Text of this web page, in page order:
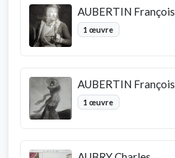
AUBERTIN François
1 œuvre
AUBERTIN François
1 œuvre